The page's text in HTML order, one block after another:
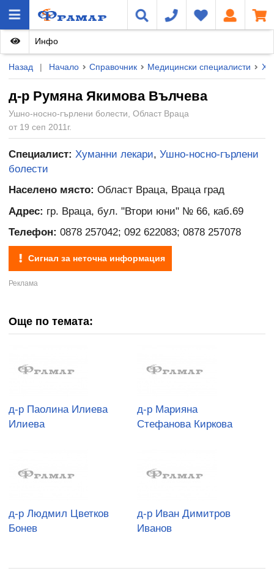
Назад | Начало Справочник Медицински специалисти
д-р Румяна Якимова Вълчева
Ушно-носно-гърлени болести, Област Враца
от 19 сеп 2011г.
Инфо
Специалист: Хуманни лекари, Ушно-носно-гърлени
болести
Населено място: Област Враца, Враца град
Адрес: гр. Враца, бул. "Втори юни" № 66, каб.69
Телефон: 0878 257042; 092 622083; 0878 257078
Сигнал за неточна информация
Още по темата:
д-р Паолина Илиева
Илиева
д-р Марияна
Стефанова Киркова
д-р Людмил Цветков
Бонев
д-р Иван Димитров
Иванов